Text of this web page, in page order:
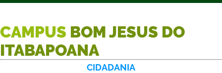
CAMPUS BOM JESUS DO
ITABAPOANA
CIDADANIA